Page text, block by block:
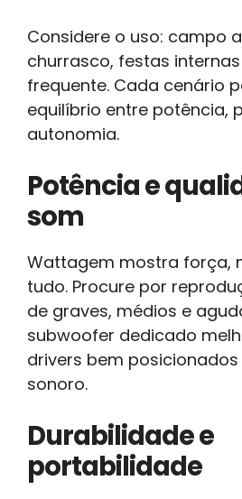
Considere o uso: campo
churrasco, festas
frequente. Cada cenário
equilíbrio entre potência,
autonomia.
Potência e
som
Wattagem mostra força,
tudo. Procure por
de graves, médios e
subwoofer dedicado
drivers bem
sonoro.
Durabilidade e
portabilidade